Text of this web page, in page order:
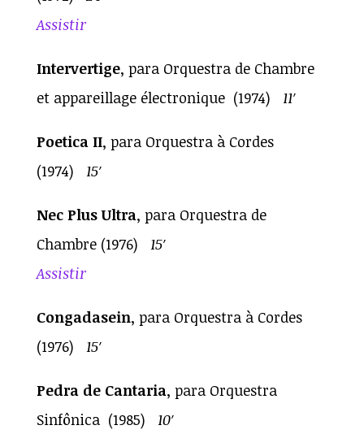
Assistir
Intervertige, para Orquestra de Chambre
et appareillage électronique (1974) 11′
Poetica II, para Orquestra à Cordes
(1974) 15′
Nec Plus Ultra, para Orquestra de
Chambre (1976) 15′
Assistir
Congadasein, para Orquestra à Cordes
(1976) 15′
Pedra de Cantaria, para Orquestra
Sinfônica (1985) 10′